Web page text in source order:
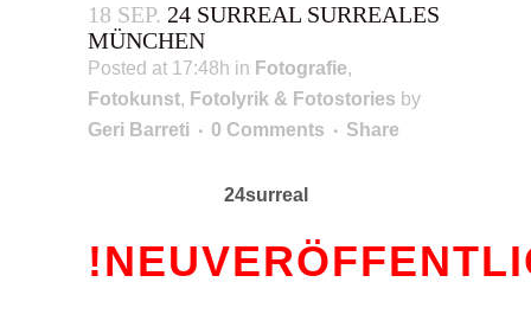
18 SEP. 24 SURREAL SURREALES
MÜNCHEN
Posted at 17:48h in Fotografie,
Fotokunst, Fotolyrik & Fotostories by
Geri Barreti
0 Comments Share
24surreal